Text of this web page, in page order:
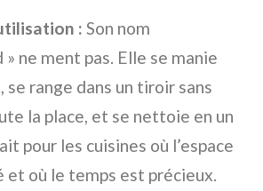
: Son nom
» ne ment pas. Elle se manie
range dans un tiroir sans
la place, et se nettoie en un
pour les cuisines où l’espace
et où le temps est précieux.